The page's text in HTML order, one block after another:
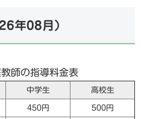
年08月 ）
師の指導料金表
中学生 高校生
450円 500円